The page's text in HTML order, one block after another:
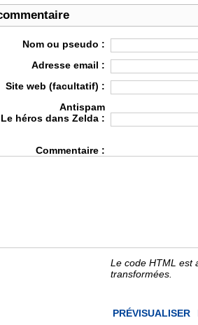
Nom ou pseudo :
Adresse email :
Site web (facultatif) :
Antispam
Le héros dans Zelda :
Commentaire :
Le code HTML est
transformées.